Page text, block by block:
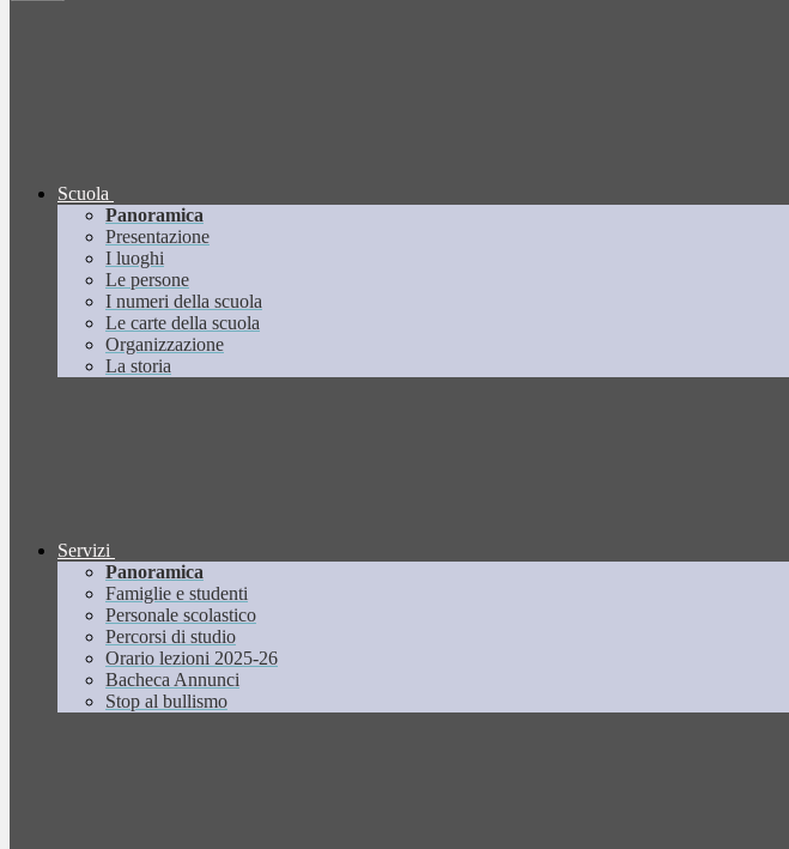
Scuola
Panoramica
Presentazione
I luoghi
Le persone
I numeri della scuola
Le carte della scuola
Organizzazione
La storia
Servizi
Panoramica
Famiglie e studenti
Personale scolastico
Percorsi di studio
Orario lezioni 2025-26
Bacheca Annunci
Stop al bullismo